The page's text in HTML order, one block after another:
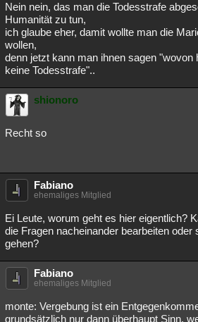
Nein nein, das man die Todesstrafe
Humanität zu tun,
ich glaube eher, damit wollte man die
wollen,
denn jetzt kann man ihnen sagen "wovon
keine Todesstrafe"..
shionoro
Recht so
Fabiano
ehemaliges Mitglied
Ei Leute, worum geht es hier eigentlich?
die Fragen nacheinander bearbeiten oder
gehen?
Fabiano
ehemaliges Mitglied
monte: Vergebung ist ein
grundsätzlich nur dann überhaupt Sinn,